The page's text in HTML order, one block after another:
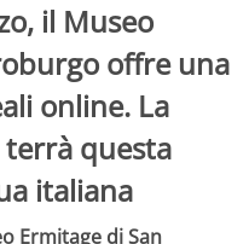
il Museo
offre una
online. La
terrà questa
italiana
Ermitage di San